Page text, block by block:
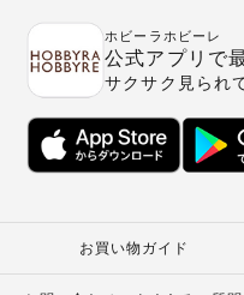
ホビーラホビーレ
公式アプリで
サクサク見られ
お買い物ガイド